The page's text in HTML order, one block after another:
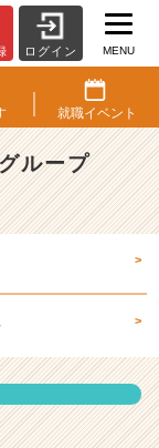
ログイン MENU
就職イベント
ループ
>
>